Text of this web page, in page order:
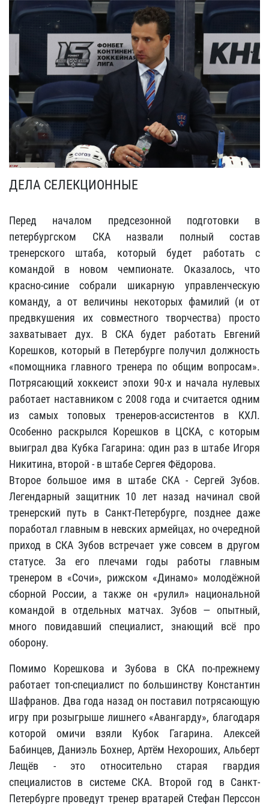
ДЕЛА СЕЛЕКЦИОННЫЕ
Перед началом предсезонной подготовки в
петербургском СКА назвали полный состав
тренерского штаба, который будет работать с
командой в новом чемпионате. Оказалось, что
красно-синие собрали шикарную управленческую
команду, а от величины некоторых фамилий (и от
предвкушения их совместного творчества) просто
захватывает дух. В СКА будет работать Евгений
Корешков, который в Петербурге получил должность
«помощника главного тренера по общим вопросам».
Потрясающий хоккеист эпохи 90-х и начала нулевых
работает наставником с 2008 года и считается одним
из самых топовых тренеров-ассистентов в КХЛ.
Особенно раскрылся Корешков в ЦСКА, с которым
выиграл два Кубка Гагарина: один раз в штабе Игоря
Никитина, второй - в штабе Сергея Фёдорова.
Второе большое имя в штабе СКА - Сергей Зубов.
Легендарный защитник 10 лет назад начинал свой
тренерский путь в Санкт-Петербурге, позднее даже
поработал главным в невских армейцах, но очередной
приход в СКА Зубов встречает уже совсем в другом
статусе. За его плечами годы работы главным
тренером в «Сочи», рижском «Динамо» молодёжной
сборной России, а также он «рулил» национальной
командой в отдельных матчах. Зубов — опытный,
много повидавший специалист, знающий всё про
оборону.
Помимо Корешкова и Зубова в СКА по-прежнему
работает топ-специалист по большинству Константин
Шафранов. Два года назад он поставил потрясающую
игру при розыгрыше лишнего «Авангарду», благодаря
которой омичи взяли Кубок Гагарина. Алексей
Бабинцев, Даниэль Бохнер, Артём Нехороших, Альберт
Лещёв - это относительно старая гвардия
специалистов в системе СКА. Второй год в Санкт-
Петербурге проведут тренер вратарей Стефан Перссон